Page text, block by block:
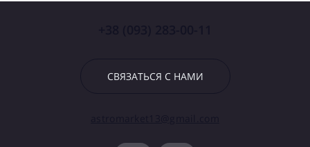
СВЯЗАТЬСЯ С НАМИ